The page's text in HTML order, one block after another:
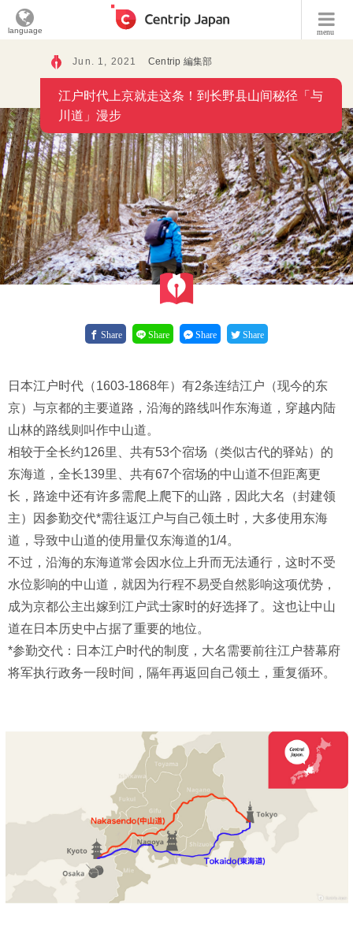
menu
language
Jun. 1, 2021 Centrip 編集部
江户时代上京就走这条！到长野县山间秘径「与
川道」漫步
Share Share Share Share
日本江户时代（1603-1868年）有2条连结江户（现今的东
京）与京都的主要道路，沿海的路线叫作东海道，穿越内陆
山林的路线则叫作中山道。
相较于全长约126里、共有53个宿场（类似古代的驿站）的
东海道，全长139里、共有67个宿场的中山道不但距离更
长，路途中还有许多需爬上爬下的山路，因此大名（封建领
主）因参勤交代*需往返江户与自己领土时，大多使用东海
道，导致中山道的使用量仅东海道的1/4。
不过，沿海的东海道常会因水位上升而无法通行，这时不受
水位影响的中山道，就因为行程不易受自然影响这项优势，
成为京都公主出嫁到江户武士家时的好选择了。这也让中山
道在日本历史中占据了重要的地位。
*参勤交代：日本江户时代的制度，大名需要前往江户替幕府
将军执行政务一段时间，隔年再返回自己领土，重复循环。